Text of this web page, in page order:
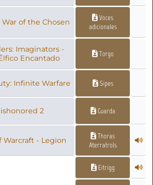
War of the Chosen
Voces
adicionales
Imaginators -
Encantado
Torgo
Infinite Warfare Sipes
2 Guarda
- Legion
Thoras
Aterratrols
Eitrigg